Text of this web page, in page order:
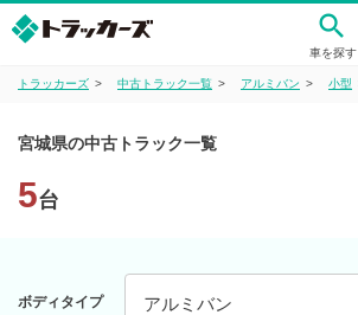
車を探す
トラッカーズ 中古トラック一覧 アルミバン 小型
宮城県の中古トラック一覧
5台
ボディタイプ アルミバン